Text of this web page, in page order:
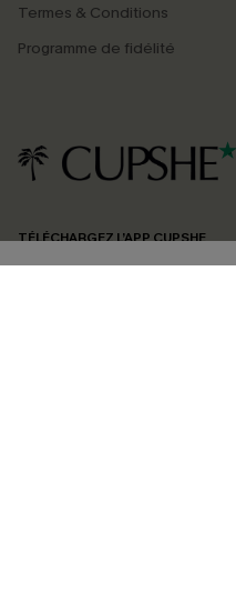
Termes & Conditions
Programme de fidélité
TÉLÉCHARGEZ L’APP CUPSHE
En soumettant votre adresse e-
marketing (y compris du
reconnaissez avoir pris
pouvons utiliser les données
produits susceptibles de vous
confidentialité
. Vous pouvez